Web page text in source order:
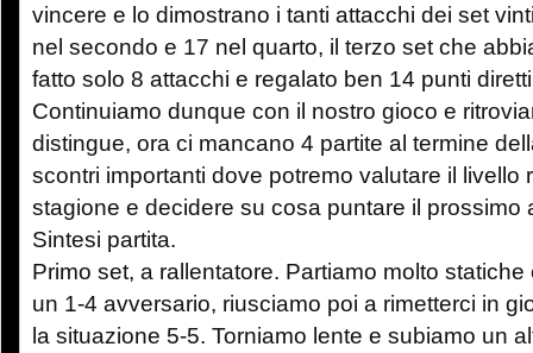
vincere e lo dimostrano i tanti attacchi dei set
nel secondo e 17 nel quarto, il terzo set che
fatto solo 8 attacchi e regalato ben 14 punti
Continuiamo dunque con il nostro gioco e
distingue, ora ci mancano 4 partite al termine
scontri importanti dove potremo valutare il livello
stagione e decidere su cosa puntare il prossimo
Sintesi partita.
Primo set, a rallentatore. Partiamo molto
un 1-4 avversario, riusciamo poi a rimetterci in
la situazione 5-5. Torniamo lente e subiamo un